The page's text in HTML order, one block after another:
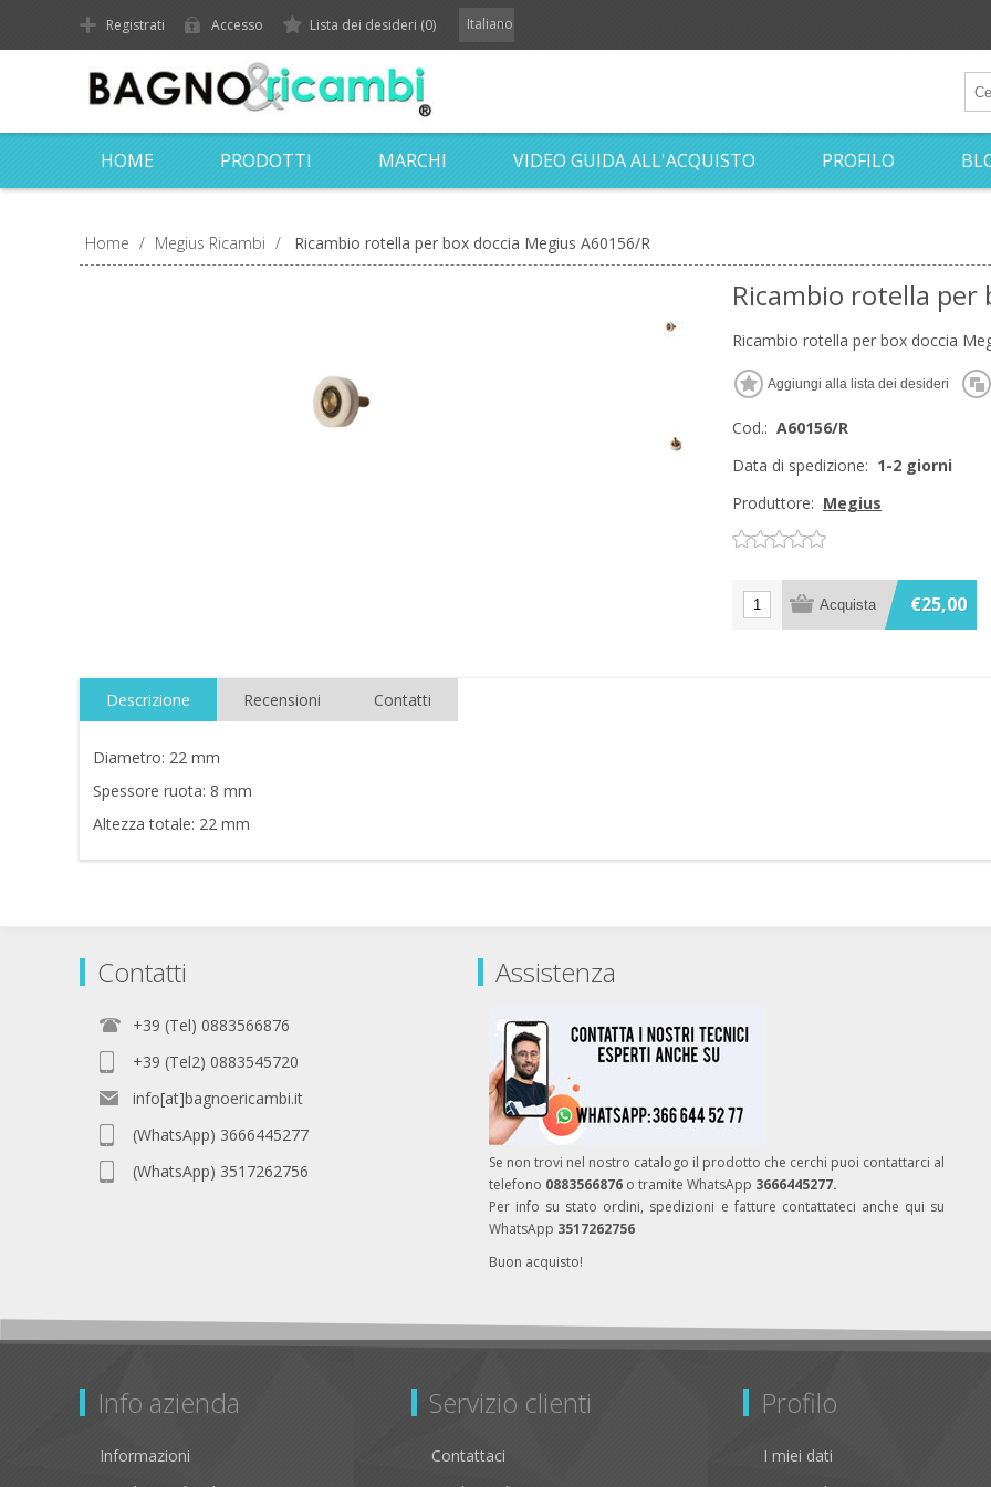
Registrati Accesso Lista dei desideri (0) Italiano
HOME PRODOTTI MARCHI VIDEO GUIDA ALL'ACQUISTO PROFILO
Home / Megius Ricambi / Ricambio rotella per box doccia Megius A60156/R
Ricambio rotella per
Ricambio rotella per box doccia
Cod.: A60156/R
Data di spedizione: 1-2 giorni
Produttore: Megius
€25,00
Descrizione Recensioni Contatti
Diametro: 22 mm
Spessore ruota: 8 mm
Altezza totale: 22 mm
Contatti
+39 (Tel) 0883566876
+39 (Tel2) 0883545720
info[at]bagnoericambi.it
(WhatsApp) 3666445277
(WhatsApp) 3517262756
Assistenza
Se non trovi nel nostro catalogo il prodotto che cerchi puoi contattarci al
telefono 0883566876 o tramite WhatsApp 3666445277.
Per info su stato ordini, spedizioni e fatture contattateci anche qui su
WhatsApp 3517262756
Buon acquisto!
Info azienda
Informazioni
Servizio clienti
Contattaci
Profilo
I miei dati